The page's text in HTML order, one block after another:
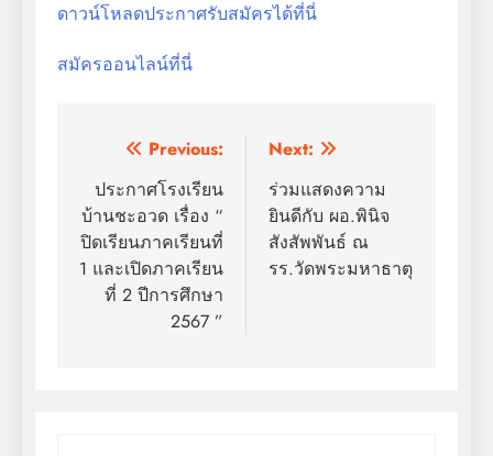
ดาวน์โหลดประกาศรับสมัครได้ที่นี่
สมัครออนไลน์ที่นี่
แนะแนว
เรื่อง
Previous:
ประกาศโรงเรียน
บ้านชะอวด เรื่อง “
ปิดเรียนภาคเรียนที่
1 และเปิดภาคเรียน
ที่ 2 ปีการศึกษา
2567 ”
Next:
ร่วมแสดงความ
ยินดีกับ ผอ.พินิจ
สังสัพพันธ์ ณ
รร.วัดพระมหาธาตุ